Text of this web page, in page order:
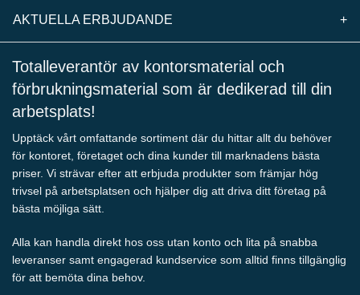
AKTUELLA ERBJUDANDE +
Totalleverantör av kontorsmaterial och
förbrukningsmaterial som är dedikerad till din
arbetsplats!
Upptäck vårt omfattande sortiment där du hittar allt du behöver
för kontoret, företaget och dina kunder till marknadens bästa
priser. Vi strävar efter att erbjuda produkter som främjar hög
trivsel på arbetsplatsen och hjälper dig att driva ditt företag på
bästa möjliga sätt.
Alla kan handla direkt hos oss utan konto och lita på snabba
leveranser samt engagerad kundservice som alltid finns tillgänglig
för att bemöta dina behov.